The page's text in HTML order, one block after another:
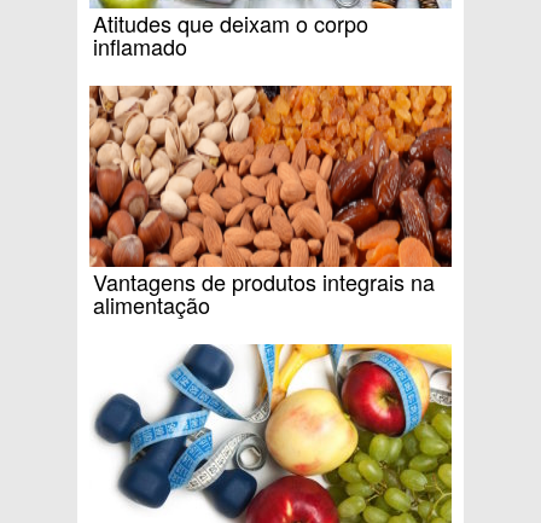
Atitudes que deixam o corpo
inflamado
Vantagens de produtos integrais na
alimentação